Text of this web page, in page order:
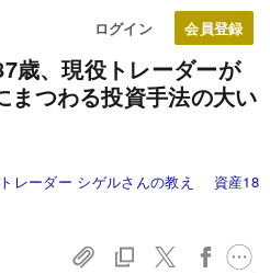
ログイン
歳、現役トレーダーが
まつわる投資手法の大い
レーダー シゲルさんの教え 資産18